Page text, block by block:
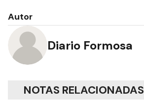
Autor
Diario Formosa
NOTAS RELACIONADAS